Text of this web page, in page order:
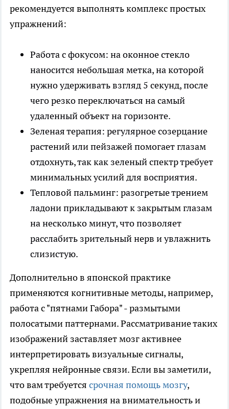
рекомендуется выполнять комплекс простых
упражнений:
Работа с фокусом: на оконное стекло
наносится небольшая метка, на которой
нужно удерживать взгляд 5 секунд, после
чего резко переключаться на самый
удаленный объект на горизонте.
Зеленая терапия: регулярное созерцание
растений или пейзажей помогает глазам
отдохнуть, так как зеленый спектр требует
минимальных усилий для восприятия.
Тепловой пальминг: разогретые трением
ладони прикладывают к закрытым глазам
на несколько минут, что позволяет
расслабить зрительный нерв и увлажнить
слизистую.
Дополнительно в японской практике
применяются когнитивные методы, например,
работа с "пятнами Габора" - размытыми
полосатыми паттернами. Рассматривание таких
изображений заставляет мозг активнее
интерпретировать визуальные сигналы,
укрепляя нейронные связи. Если вы заметили,
что вам требуется срочная помощь мозгу,
подобные упражнения на внимательность и